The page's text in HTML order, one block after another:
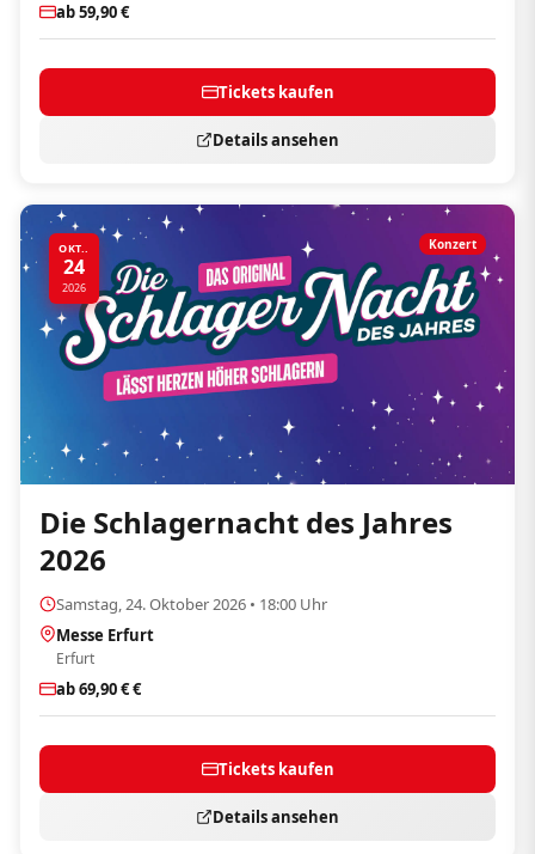
ab 59,90 €
Tickets kaufen
Details ansehen
OKT..
24
2026
Konzert
Die Schlagernacht des Jahres
2026
Samstag, 24. Oktober 2026 • 18:00 Uhr
Messe Erfurt
Erfurt
ab 69,90 € €
Tickets kaufen
Details ansehen